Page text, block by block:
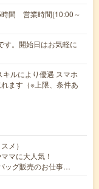
時間 営業時間(10:00～
す。開始日はお気軽に
ルにより優遇 スマホ
ます（※上限、条件あ
メ）
マに大人気！
ッグ販売のお仕事…